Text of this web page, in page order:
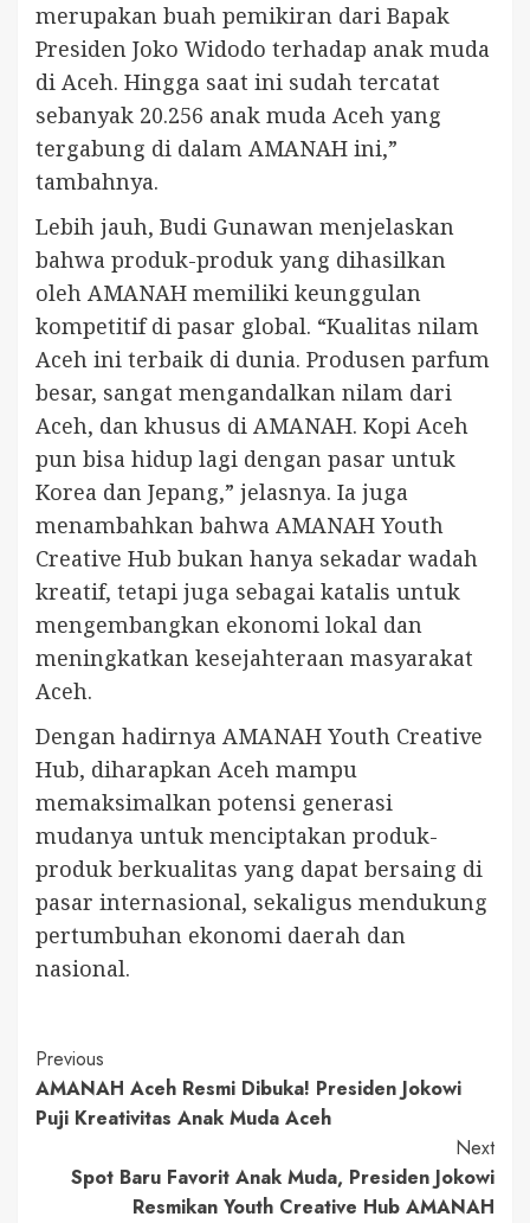
merupakan buah pemikiran dari Bapak
Presiden Joko Widodo terhadap anak muda
di Aceh. Hingga saat ini sudah tercatat
sebanyak 20.256 anak muda Aceh yang
tergabung di dalam AMANAH ini,”
tambahnya.
Lebih jauh, Budi Gunawan menjelaskan
bahwa produk-produk yang dihasilkan
oleh AMANAH memiliki keunggulan
kompetitif di pasar global. “Kualitas nilam
Aceh ini terbaik di dunia. Produsen parfum
besar, sangat mengandalkan nilam dari
Aceh, dan khusus di AMANAH. Kopi Aceh
pun bisa hidup lagi dengan pasar untuk
Korea dan Jepang,” jelasnya. Ia juga
menambahkan bahwa AMANAH Youth
Creative Hub bukan hanya sekadar wadah
kreatif, tetapi juga sebagai katalis untuk
mengembangkan ekonomi lokal dan
meningkatkan kesejahteraan masyarakat
Aceh.
Dengan hadirnya AMANAH Youth Creative
Hub, diharapkan Aceh mampu
memaksimalkan potensi generasi
mudanya untuk menciptakan produk-
produk berkualitas yang dapat bersaing di
pasar internasional, sekaligus mendukung
pertumbuhan ekonomi daerah dan
nasional.
Continue
Reading
Previous
AMANAH Aceh Resmi Dibuka! Presiden Jokowi
Puji Kreativitas Anak Muda Aceh
Next
Spot Baru Favorit Anak Muda, Presiden Jokowi
Resmikan Youth Creative Hub AMANAH